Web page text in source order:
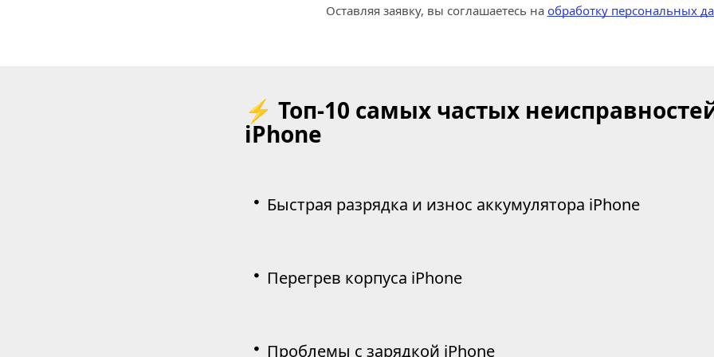
Оставляя заявку, вы соглашаетесь на обработку персональных
⚡ Топ-10 самых частых
iPhone
・ Быстрая разрядка и износ аккумулятора iPhone
・ Перегрев корпуса iPhone
・ Проблемы с зарядкой iPhone